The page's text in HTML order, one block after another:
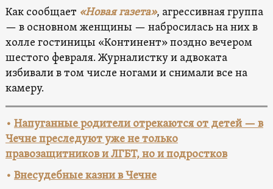
Как сообщает «Новая газета», агрессивная группа
— в основном женщины — набросилась на них в
холле гостиницы «Континент» поздно вечером
шестого февраля. Журналистку и адвоката
избивали в том числе ногами и снимали все на
камеру.
• Напуганные родители отрекаются от детей — в
Чечне преследуют уже не только
правозащитников и ЛГБТ, но и подростков
• Внесудебные казни в Чечне